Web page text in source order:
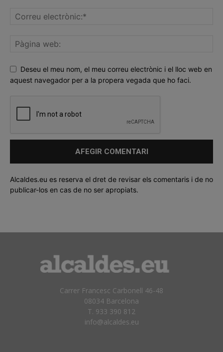
Deseu el meu nom, el meu correu electrònic i el lloc web en
aquest navegador per a la propera vegada que ho faci.
Alcaldes.eu es reserva el dret de revisar els comentaris i de no
publicar-los en cas de no ser apropiats.
Carrer Francesc Carbonell 46-48
08034 Barcelona
T. 933 390 812
info@alcaldes.eu